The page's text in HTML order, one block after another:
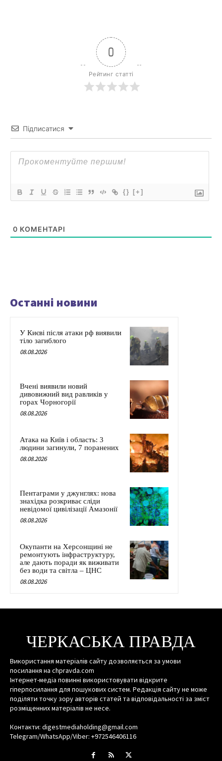
0
Рейтинг статті
Підписатися
{} [+]
0 КОМЕНТАРІ
Останні новини
У Києві після атаки рф виявили
тіло загиблого
08.08.2026
Вчені виявили новий
дивовижний вид равликів у
горах Чорногорії
08.08.2026
Атака на Київ і область: 3
людини загинули, 7 поранених
08.08.2026
Пентаграми у джунглях: нова
знахідка розкриває сліди
невідомої цивілізації Амазонії
08.08.2026
Окупанти на Херсонщині не
ремонтують інфраструктуру,
але дають поради як виживати
без води та світла – ЦНС
08.08.2026
ЧЕРКАСЬКА ПРАВДА
Використання матеріалів сайту дозволяється за умови
посилання на chpravda.com
Інтернет-медіа повинні використовувати відкрите
гіперпосилання для пошукових систем. Редакція сайту не може
поділяти точку зору авторів статей та відповідальності за зміст
розміщенних матеріалів не несе.
Контакти: digestmediaholding@gmail.com
Telegram/WhatsApp/Viber: +972546406116